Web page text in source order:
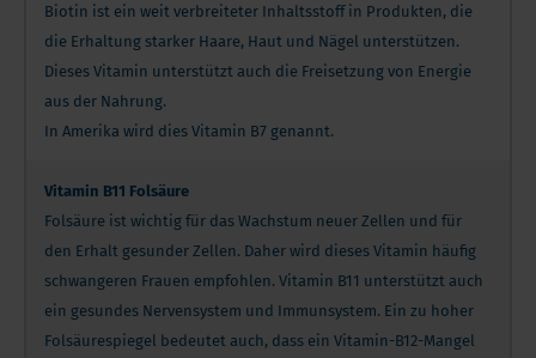
Biotin ist ein weit verbreiteter Inhaltsstoff in Produkten, die
die Erhaltung starker Haare, Haut und Nägel unterstützen.
Dieses Vitamin unterstützt auch die Freisetzung von Energie
aus der Nahrung.
In Amerika wird dies Vitamin B7 genannt.
Vitamin B11 Folsäure
Folsäure ist wichtig für das Wachstum neuer Zellen und für
den Erhalt gesunder Zellen. Daher wird dieses Vitamin häufig
schwangeren Frauen empfohlen. Vitamin B11 unterstützt auch
ein gesundes Nervensystem und Immunsystem. Ein zu hoher
Folsäurespiegel bedeutet auch, dass ein Vitamin-B12-Mangel